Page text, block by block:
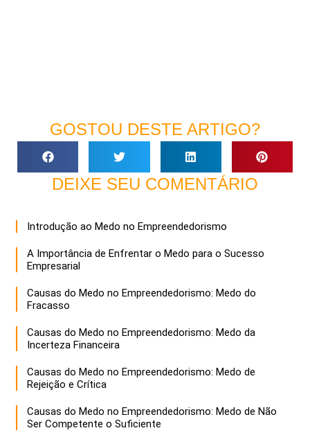
GOSTOU DESTE ARTIGO?
DEIXE SEU COMENTÁRIO
Introdução ao Medo no Empreendedorismo
A Importância de Enfrentar o Medo para o Sucesso
Empresarial
Causas do Medo no Empreendedorismo: Medo do
Fracasso
Causas do Medo no Empreendedorismo: Medo da
Incerteza Financeira
Causas do Medo no Empreendedorismo: Medo de
Rejeição e Crítica
Causas do Medo no Empreendedorismo: Medo de Não
Ser Competente o Suficiente